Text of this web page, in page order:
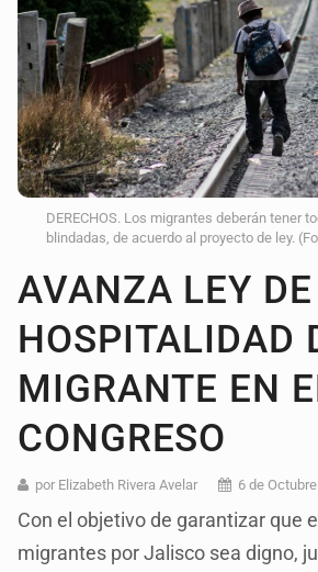
DERECHOS. Los migrantes deberán tener
blindadas, de acuerdo al proyecto de ley.
AVANZA LEY DE
HOSPITALIDAD
MIGRANTE EN
CONGRESO
por Elizabeth Rivera Avelar 6 de
Con el objetivo de garantizar que
migrantes por Jalisco sea digno,